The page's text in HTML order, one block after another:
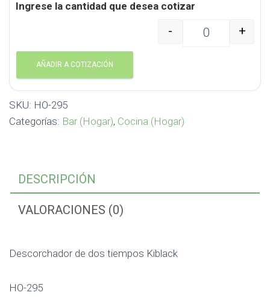
Ingrese la cantidad que desea cotizar
Descorchador de dos
- +
AÑADIR A COTIZACIÓN
SKU: HO-295
Categorías: Bar (Hogar), Cocina (Hogar)
DESCRIPCIÓN
VALORACIONES (0)
Descorchador de dos tiempos Kiblack
HO-295